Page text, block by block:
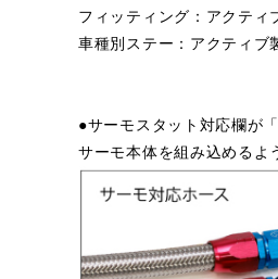
フィッティング：アクティ
車種別ステー：アクティブ
●サーモスタット対応欄が
サーモ本体を組み込めるよ